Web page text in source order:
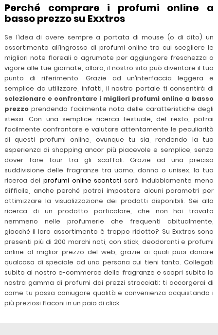
Perché comprare i profumi online a
basso prezzo su Exxtros
Se l’idea di avere sempre a portata di mouse (o di dito) un
assortimento all’ingrosso di profumi online tra cui scegliere le
migliori note floreali o agrumate per aggiungere freschezza o
vigore alle tue giornate, allora, il nostro sito può diventare il tuo
punto di riferimento. Grazie ad un’interfaccia leggera e
semplice da utilizzare, infatti, il nostro portale ti consentirà di
selezionare e confrontare i migliori profumi online a basso
prezzo prendendo facilmente nota delle caratteristiche degli
stessi. Con una semplice ricerca testuale, del resto, potrai
facilmente confrontare e valutare attentamente le peculiarità
di questi profumi online, ovunque tu sia, rendendo la tua
esperienza di shopping ancor più piacevole e semplice, senza
dover fare tour tra gli scaffali. Grazie ad una precisa
suddivisione delle fragranze tra uomo, donna o unisex, la tua
ricerca dei profumi online scontati sarà indubbiamente meno
difficile, anche perché potrai impostare alcuni parametri per
ottimizzare la visualizzazione dei prodotti disponibili. Sei alla
ricerca di un prodotto particolare, che non hai trovato
nemmeno nelle profumerie che frequenti abitualmente,
giacché il loro assortimento è troppo ridotto? Su Exxtros sono
presenti più di 200 marchi noti, con stick, deodoranti e profumi
online al miglior prezzo del web, grazie ai quali puoi donare
qualcosa di speciale ad una persona cui tieni tanto. Collegati
subito al nostro e-commerce delle fragranze e scopri subito la
nostra gamma di profumi dai prezzi stracciati: ti accorgerai di
come tu possa coniugare qualità e convenienza acquistando i
più preziosi flaconi in un paio di click.